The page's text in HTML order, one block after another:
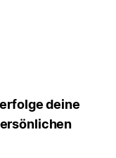
deine